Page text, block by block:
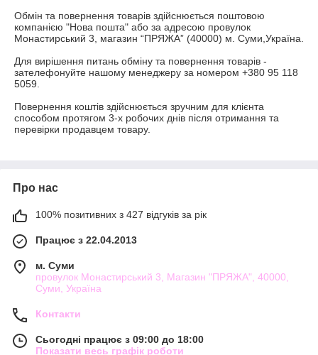
Обмін та повернення товарів здійснюється поштовою
компанією "Нова пошта" або за адресою провулок
Монастирський 3, магазин “ПРЯЖА” (40000) м. Суми,Україна.
Для вирішення питань обміну та повернення товарів -
зателефонуйте нашому менеджеру за номером +380 95 118
5059.
Повернення коштів здійснюється зручним для клієнта
способом протягом 3-х робочих днів після отримання та
перевірки продавцем товару.
Про нас
100% позитивних з 427 відгуків за рік
Працює з 22.04.2013
м. Суми
провулок Монастирський 3, Магазин "ПРЯЖА", 40000,
Суми, Україна
Контакти
Сьогодні працює з 09:00 до 18:00
Показати весь графік роботи